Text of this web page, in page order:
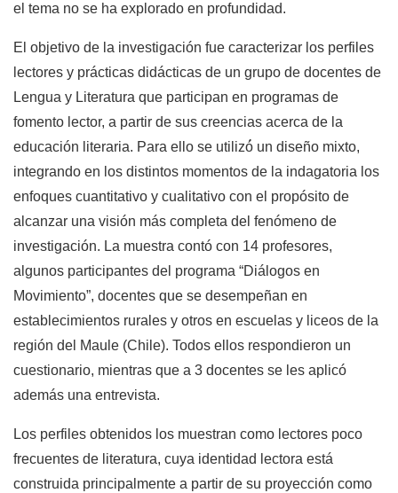
el tema no se ha explorado en profundidad.
El objetivo de la investigación fue caracterizar los perfiles
lectores y prácticas didácticas de un grupo de docentes de
Lengua y Literatura que participan en programas de
fomento lector, a partir de sus creencias acerca de la
educación literaria. Para ello se utilizó́ un diseño mixto,
integrando en los distintos momentos de la indagatoria los
enfoques cuantitativo y cualitativo con el propósito de
alcanzar una visión más completa del fenómeno de
investigación. La muestra contó con 14 profesores,
algunos participantes del programa “Diálogos en
Movimiento”, docentes que se desempeñan en
establecimientos rurales y otros en escuelas y liceos de la
región del Maule (Chile). Todos ellos respondieron un
cuestionario, mientras que a 3 docentes se les aplicó
además una entrevista.
Los perfiles obtenidos los muestran como lectores poco
frecuentes de literatura, cuya identidad lectora está
construida principalmente a partir de su proyección como